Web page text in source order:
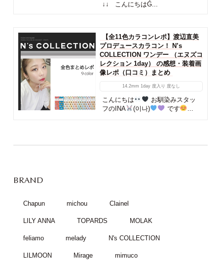
↓↓ こんにちはǴ...
【全11色カラコンレポ】渡辺直美
プロデュースカラコン！ N’s
COLLECTION ワンデー （エヌズコ
レクション 1day） の感想・装着画
像レポ（口コミ）まとめ
14.2mm 1day 度入り 度なし
こんにちは
お馴染みスタッ
フのINA
(이나) です
BRAND
Chapun michou Clainel
LILY ANNA TOPARDS MOLAK
feliamo melady N's COLLECTION
LILMOON Mirage mimuco